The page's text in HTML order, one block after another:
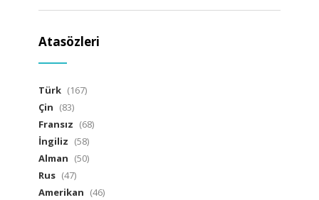
Atasözleri
Türk (167)
Çin (83)
Fransız (68)
İngiliz (58)
Alman (50)
Rus (47)
Amerikan (46)